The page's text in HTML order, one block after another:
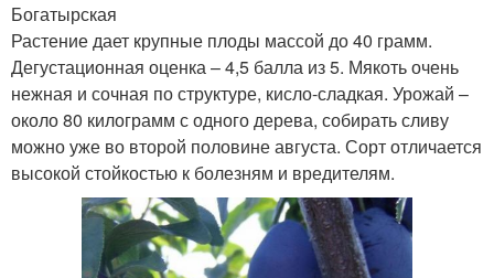
Богатырская
Растение дает крупные плоды массой до 40 грамм.
Дегустационная оценка – 4,5 балла из 5. Мякоть очень
нежная и сочная по структуре, кисло-сладкая. Урожай –
около 80 килограмм с одного дерева, собирать сливу
можно уже во второй половине августа. Сорт отличается
высокой стойкостью к болезням и вредителям.